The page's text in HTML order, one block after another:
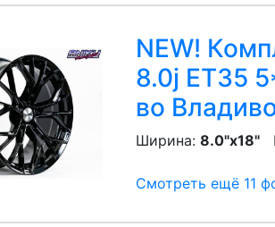
NEW!
8.0j ET35
во
Ширина: 8.0"x18"
Смотреть ещё 11